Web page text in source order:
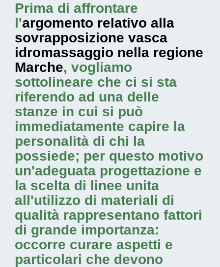
Prima di affrontare
l'argomento relativo alla
sovrapposizione vasca
idromassaggio nella regione
Marche, vogliamo
sottolineare che ci si sta
riferendo ad una delle
stanze in cui si può
immediatamente capire la
personalità di chi la
possiede; per questo motivo
un'adeguata progettazione e
la scelta di linee unita
all'utilizzo di materiali di
qualità rappresentano fattori
di grande importanza:
occorre curare aspetti e
particolari che devono